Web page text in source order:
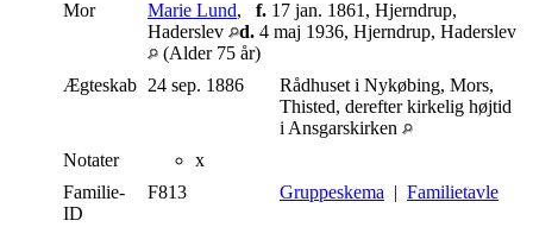
Mor
Marie Lund, f. 17 jan. 1861, Hjerndrup,
Haderslev
d. 4 maj 1936, Hjerndrup, Haderslev
(Alder 75 år)
Ægteskab 24 sep. 1886
Rådhuset i Nykøbing, Mors,
Thisted, derefter kirkelig højtid
i Ansgarskirken
Notater
x
Familie-
ID
F813 Gruppeskema | Familietavle